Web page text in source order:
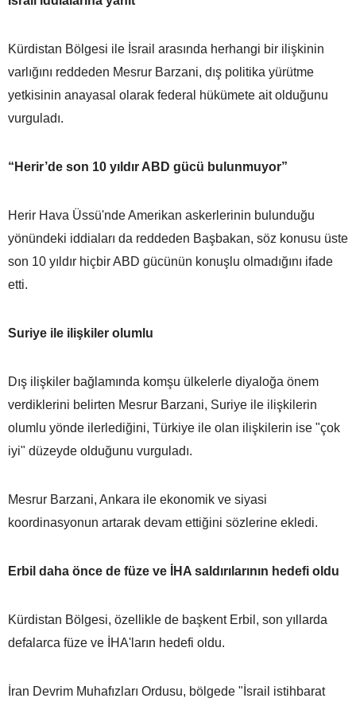
Kürdistan Bölgesi ile İsrail arasında herhangi bir ilişkinin
varlığını reddeden Mesrur Barzani, dış politika yürütme
yetkisinin anayasal olarak federal hükümete ait olduğunu
vurguladı.
“Herir’de son 10 yıldır ABD gücü bulunmuyor”
Herir Hava Üssü'nde Amerikan askerlerinin bulunduğu
yönündeki iddiaları da reddeden Başbakan, söz konusu üste
son 10 yıldır hiçbir ABD gücünün konuşlu olmadığını ifade
etti.
Suriye ile ilişkiler olumlu
Dış ilişkiler bağlamında komşu ülkelerle diyaloğa önem
verdiklerini belirten Mesrur Barzani, Suriye ile ilişkilerin
olumlu yönde ilerlediğini, Türkiye ile olan ilişkilerin ise "çok
iyi" düzeyde olduğunu vurguladı.
Mesrur Barzani, Ankara ile ekonomik ve siyasi
koordinasyonun artarak devam ettiğini sözlerine ekledi.
Erbil daha önce de füze ve İHA saldırılarının hedefi oldu
Kürdistan Bölgesi, özellikle de başkent Erbil, son yıllarda
defalarca füze ve İHA'ların hedefi oldu.
İran Devrim Muhafızları Ordusu, bölgede "İsrail istihbarat